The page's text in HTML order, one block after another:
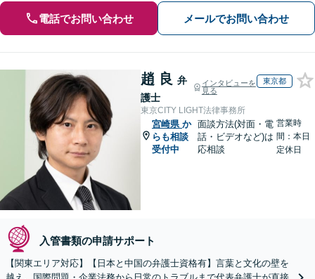
電話でお問い合わせ メールでお問い合わせ
趙 良 弁
護士
インタビューを
見る
東京都
東京CITY LIGHT法律事務所
宮崎県 か
らも相談
受付中
面談方法(対面・電
話・ビデオなど)は
応相談
営業時
間：本日
定休日
入管書類の申請サポート
【関東エリア対応】【日本と中国の弁護士資格有】言葉と文化の壁を